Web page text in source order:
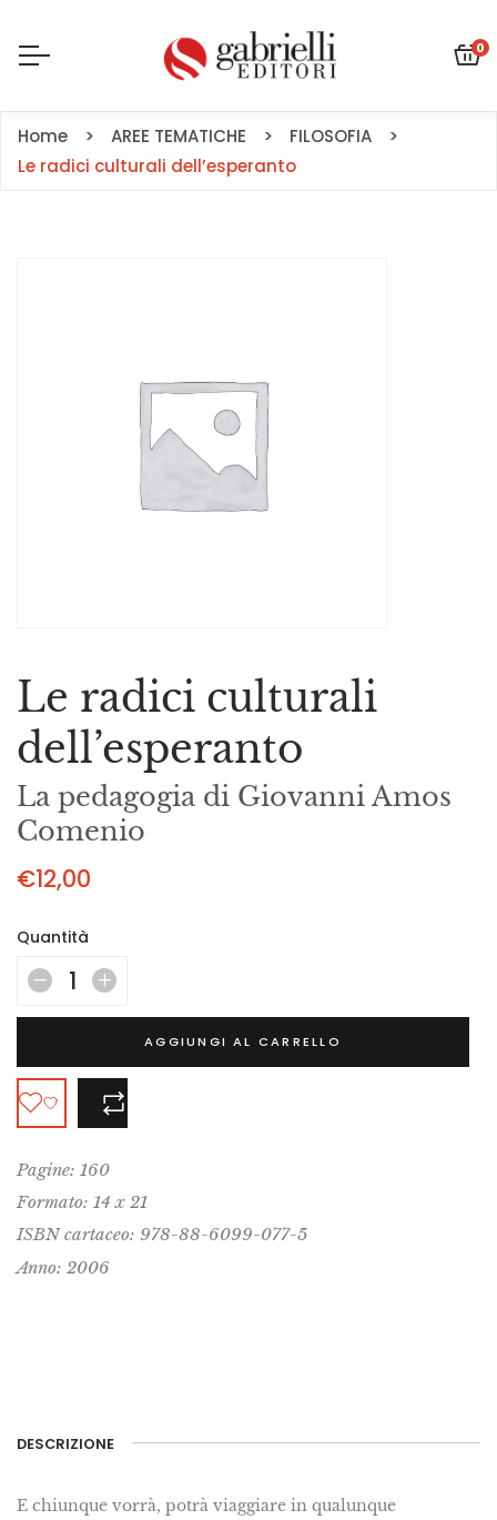
0
Home AREE TEMATICHE
FILOSOFIA
Le radici culturali dell’esperanto
Le radici culturali
dell’esperanto
La pedagogia di Giovanni Amos
Comenio
€12,00
Quantità
AGGIUNGI AL CARRELLO
Pagine: 160
Formato: 14 x 21
ISBN cartaceo: 978-88-6099-077-5
Anno: 2006
DESCRIZIONE
E chiunque vorrà, potrà viaggiare in qualunque